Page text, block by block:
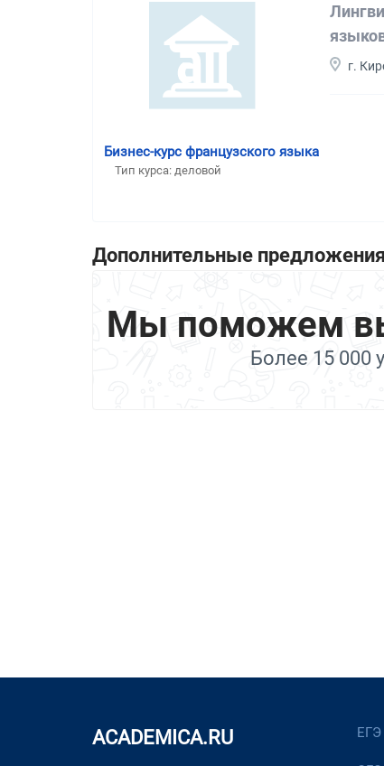
г.
Бизнес-курс французского языка
Тип курса: деловой
Дополнительные предложения
Мы поможем
Более 15 000
ACADEMICA.RU ЕГЭ